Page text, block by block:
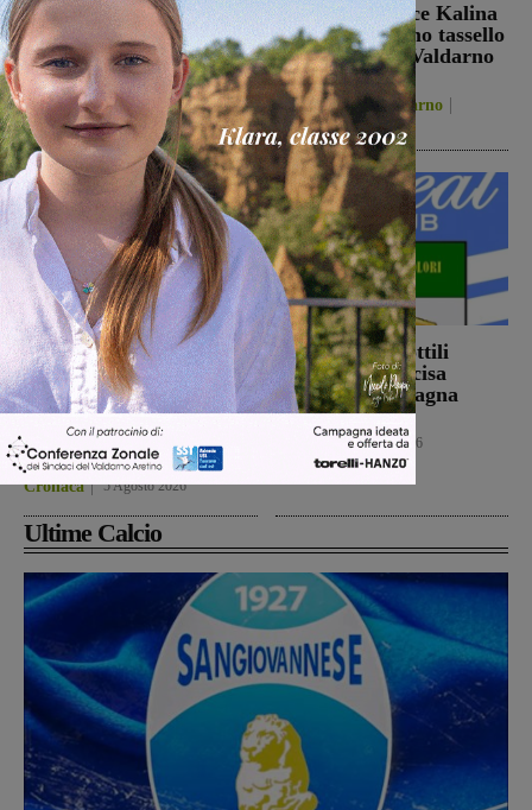
Il 26 agosto cena e
presentazione in piazza
per la Sangiovannese
San Giovanni Valdarno
5 Agosto 2026
La schiacciatrice Kalina
Pylinska l’ultimo tassello
della Passione Valdarno
Volley
Figline Incisa Valdarno
5 Agosto 2026
Ennesimo atto di
violenza contro gli
animali: a Montalto
gatto colpito da pallini.
Enpa: “Atto
ingiustificabile”
Cronaca 5 Agosto 2026
Con Stefano Sottili
l’Ideal Club Incisa
chiude la campagna
acquisti
5 Agosto 2026
Ultime Calcio